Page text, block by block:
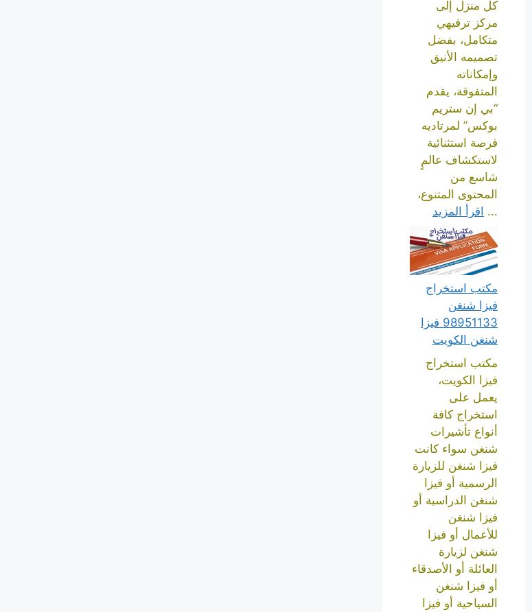
كل منزل إلى
مركز ترفيهي
متكامل، بفضل
تصميمه الأنيق
وإمكاناته
المتفوقة، يقدم
“بي إن ستريم
بوكس” لمرتاديه
فرصة استثنائية
لاستكشاف عالمٍ
شاسع من
المحتوى المتنوع،
... اقرأ المزيد
مكتب استخراج
فيزا شنغن
98951133 فيزا
شنغن الكويت
مكتب استخراج
فيزا الكويت،
يعمل على
استخراج كافة
أنواع تأشيرات
شنغن سواء كانت
فيزا شنغن للزيارة
الرسمية أو فيزا
شنغن الدراسية أو
فيزا شنغن
للأعمال أو فيزا
شنغن لزيارة
العائلة أو الأصدقاء
أو فيزا شنغن
السياحية أو فيزا